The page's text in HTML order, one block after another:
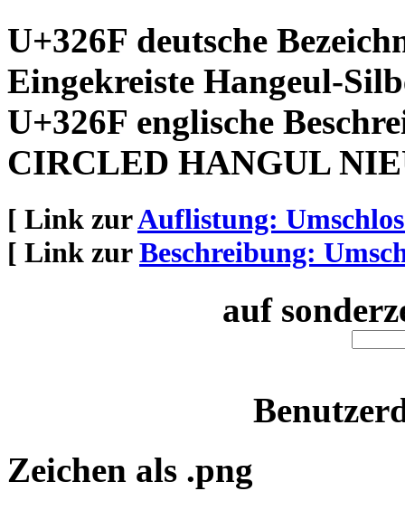
U+326F deutsche
Eingekreiste Hangeul-
U+326F englische
CIRCLED HANGUL
[ Link zurAuflistung:
[ Link zurBeschreibung:
auf
Zeichen als .png